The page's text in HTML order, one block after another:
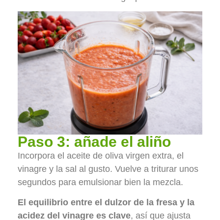
Paso 3: añade el aliño
Incorpora el aceite de oliva virgen extra, el
vinagre y la sal al gusto. Vuelve a triturar unos
segundos para emulsionar bien la mezcla.
El equilibrio entre el dulzor de la fresa y la
acidez del vinagre es clave, así que ajusta